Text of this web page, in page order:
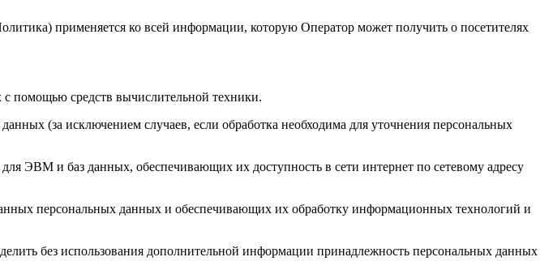
применяется ко всей информации, которую Оператор может получить о посетителях
помощью средств вычислительной техники.
(за исключением случаев, если обработка необходима для уточнения персональных
ЭВМ и баз данных, обеспечивающих их доступность в сети интернет по сетевому адресу
персональных данных и обеспечивающих их обработку информационных технологий и
без использования дополнительной информации принадлежность персональных данных